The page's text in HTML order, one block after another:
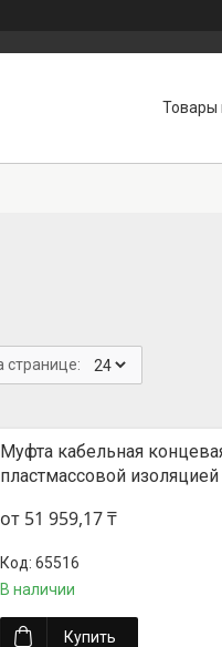
Товары
Муфта кабельная
пластмассовой
от 51 959,17 ₸
65516
В наличии
Купить